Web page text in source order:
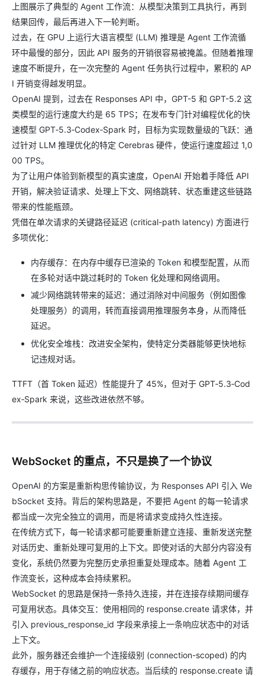
上图展示了典型的 Agent 工作流：从模型决策到工具执行，再到
结果回传，最后再进入下一轮判断。
过去，在 GPU 上运行大语言模型 (LLM) 推理是 Agent 工作流循
环中最慢的部分，因此 API 服务的开销很容易被掩盖。但随着推理
速度不断提升，在一次完整的 Agent 任务执行过程中，累积的 AP
I 开销变得越发明显。
OpenAI 提到，过去在 Responses API 中，GPT-5 和 GPT-5.2 这
类模型的运行速度大约是 65 TPS；在发布专门针对编程优化的快
速模型 GPT‑5.3‑Codex‑Spark 时，目标为实现数量级的飞跃：通
过针对 LLM 推理优化的特定 Cerebras 硬件，使运行速度超过 1,0
00 TPS。
为了让用户体验到新模型的真实速度，OpenAI 开始着手降低 API
开销，解决验证请求、处理上下文、网络跳转、状态重建这些链路
带来的性能瓶颈。
凭借在单次请求的关键路径延迟 (critical-path latency) 方面进行
多项优化：
内存缓存：在内存中缓存已渲染的 Token 和模型配置，从而
在多轮对话中跳过耗时的 Token 化处理和网络调用。
减少网络跳转带来的延迟：通过消除对中间服务（例如图像
处理服务）的调用，转而直接调用推理服务本身，从而降低
延迟。
优化安全堆栈：改进安全架构，使特定分类器能够更快地标
记违规对话。
TTFT（首 Token 延迟）性能提升了 45%，但对于 GPT‑5.3‑Cod
ex‑Spark 来说，这些改进依然不够。
WebSocket 的重点，不只是换了一个协议
OpenAI 的方案是重新构思传输协议，为 Responses API 引入 We
bSocket 支持。背后的架构思路是，不要把 Agent 的每一轮请求
都当成一次完全独立的调用，而是将请求变成持久性连接。
在传统方式下，每一轮请求都可能要重新建立连接、重新发送完整
对话历史、重新处理可复用的上下文。即使对话的大部分内容没有
变化，系统仍然要为完整历史承担重复处理成本。随着 Agent 工
作流变长，这种成本会持续累积。
WebSocket 的思路是保持一条持久连接，并在连接存续期间缓存
可复用状态。具体交互：使用相同的 response.create 请求体，并
引入 previous_response_id 字段来承接上一条响应状态中的对话
上下文。
此外，服务器还会维护一个连接级别 (connection-scoped) 的内
存缓存，用于存储之前的响应状态。当后续的 response.create 请